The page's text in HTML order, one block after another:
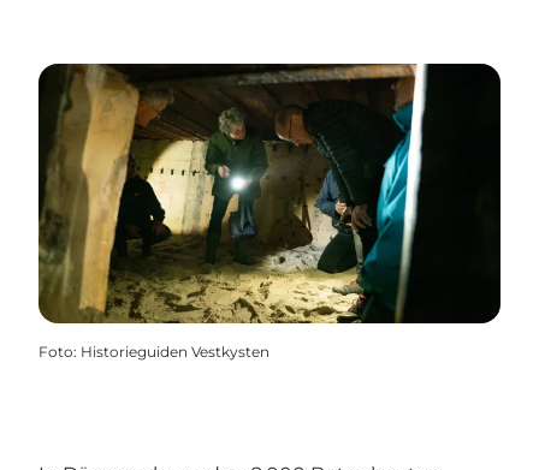
Foto: Historieguiden Vestkysten